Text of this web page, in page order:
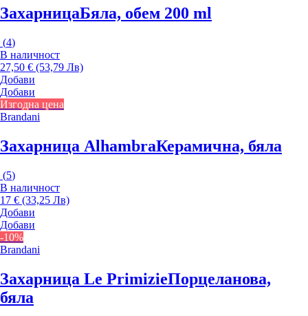
ЗахарницаБяла, обем 200 ml
(4)
В наличност
27,50 € (53,79 Лв)
Добави
Добави
Изгодна цена
Brandani
Захарница AlhambraКерамична, бяла
(5)
В наличност
17 € (33,25 Лв)
Добави
Добави
-10%
Brandani
Захарница Le PrimizieПорцеланова,
бяла